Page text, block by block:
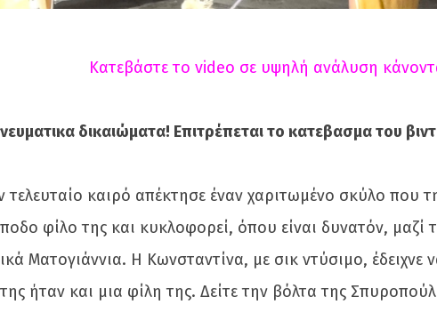
Κατεβάστε το video σε υψηλή ανάλυση
δικαιώματα! Επιτρέπεται το κατεβασμα του
καιρό απέκτησε έναν χαριτωμένο σκύλο που
φίλο της και κυκλοφορεί, όπου είναι δυνατόν,
Ματογιάννια. Η Κωνσταντίνα, με σικ ντύσιμο,
ήταν και μια φίλη της. Δείτε την βόλτα της